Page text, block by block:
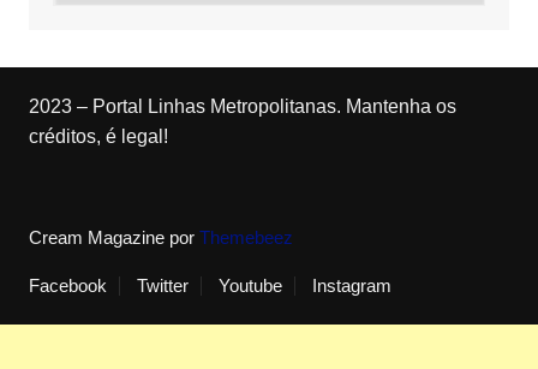
2023 – Portal Linhas Metropolitanas. Mantenha os
créditos, é legal!
Cream Magazine por Themebeez
Facebook Twitter Youtube Instagram